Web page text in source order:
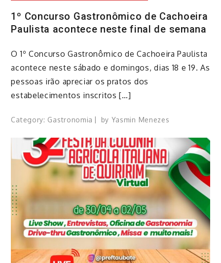
1º Concurso Gastronômico de Cachoeira
Paulista acontece neste final de semana
O 1º Concurso Gastronômico de Cachoeira Paulista
acontece neste sábado e domingos, dias 18 e 19. As
pessoas irão apreciar os pratos dos
estabelecimentos inscritos […]
Category: Gastronomia by Yasmin Menezes